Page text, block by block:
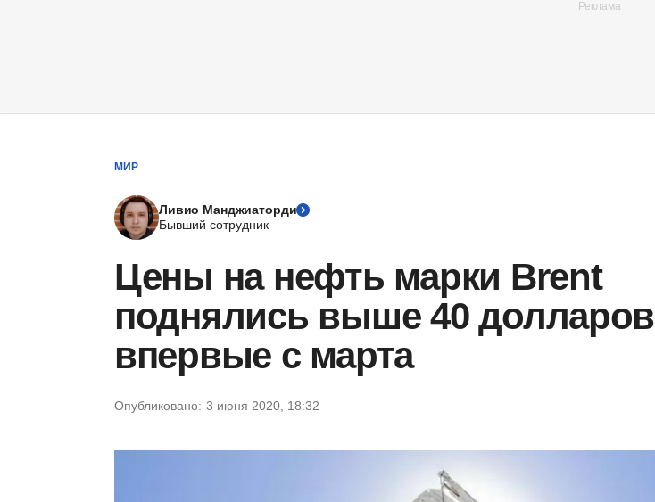
МИР
Ливио Манджиаторди
Бывший сотрудник
Цены на нефть марки Brent
поднялись выше 40 долларов
впервые с марта
Опубликовано: 3 июня 2020, 18:32